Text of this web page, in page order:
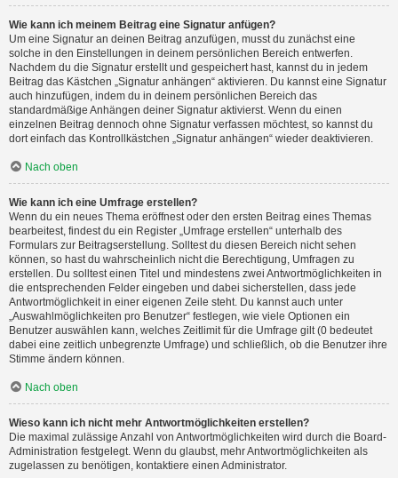
Wie kann ich meinem Beitrag eine Signatur anfügen?
Um eine Signatur an deinen Beitrag anzufügen, musst du zunächst eine
solche in den Einstellungen in deinem persönlichen Bereich entwerfen.
Nachdem du die Signatur erstellt und gespeichert hast, kannst du in jedem
Beitrag das Kästchen „Signatur anhängen“ aktivieren. Du kannst eine Signatur
auch hinzufügen, indem du in deinem persönlichen Bereich das
standardmäßige Anhängen deiner Signatur aktivierst. Wenn du einen
einzelnen Beitrag dennoch ohne Signatur verfassen möchtest, so kannst du
dort einfach das Kontrollkästchen „Signatur anhängen“ wieder deaktivieren.
Nach oben
Wie kann ich eine Umfrage erstellen?
Wenn du ein neues Thema eröffnest oder den ersten Beitrag eines Themas
bearbeitest, findest du ein Register „Umfrage erstellen“ unterhalb des
Formulars zur Beitragserstellung. Solltest du diesen Bereich nicht sehen
können, so hast du wahrscheinlich nicht die Berechtigung, Umfragen zu
erstellen. Du solltest einen Titel und mindestens zwei Antwortmöglichkeiten in
die entsprechenden Felder eingeben und dabei sicherstellen, dass jede
Antwortmöglichkeit in einer eigenen Zeile steht. Du kannst auch unter
„Auswahlmöglichkeiten pro Benutzer“ festlegen, wie viele Optionen ein
Benutzer auswählen kann, welches Zeitlimit für die Umfrage gilt (0 bedeutet
dabei eine zeitlich unbegrenzte Umfrage) und schließlich, ob die Benutzer ihre
Stimme ändern können.
Nach oben
Wieso kann ich nicht mehr Antwortmöglichkeiten erstellen?
Die maximal zulässige Anzahl von Antwortmöglichkeiten wird durch die Board-
Administration festgelegt. Wenn du glaubst, mehr Antwortmöglichkeiten als
zugelassen zu benötigen, kontaktiere einen Administrator.